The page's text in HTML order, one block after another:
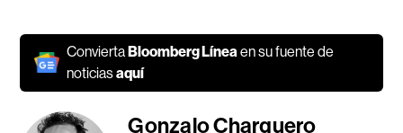
ConviertaBloomberg Línea en su fuente de
noticiasaquí
Gonzalo Charquero